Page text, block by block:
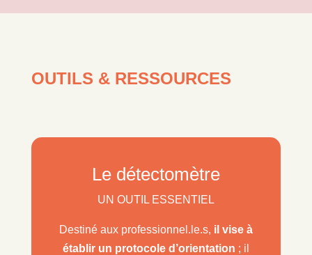
OUTILS & RESSOURCES
Le détectomètre
UN OUTIL ESSENTIEL
Destiné aux professionnel.le.s, il vise à
établir un protocole d’orientation ; il